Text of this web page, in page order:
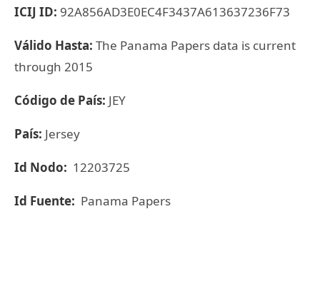
ICIJ ID: 92A856AD3E0EC4F3437A613637236F73
Válido Hasta: The Panama Papers data is current
through 2015
Código de País: JEY
País: Jersey
Id Nodo: 12203725
Id Fuente: Panama Papers